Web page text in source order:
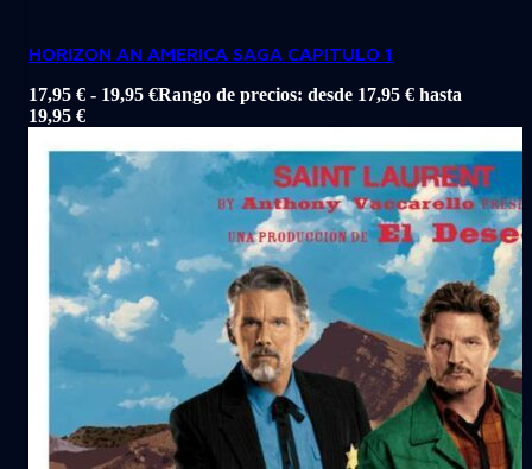
HORIZON AN AMERICA SAGA CAPITULO 1
17,95 € - 19,95 €Rango de precios: desde 17,95 € hasta
19,95 €